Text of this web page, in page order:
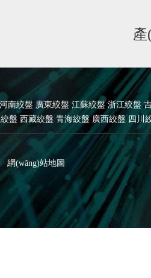
產
河南絞盤 廣東絞盤 江蘇絞盤 浙江絞盤
盤 西藏絞盤 青海絞盤 廣西絞盤 四川
網(wǎng)站地圖